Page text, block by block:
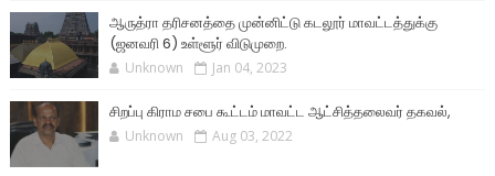
ஆருத்ரா தரிசனத்தை முன்னிட்டு கடலூர் மாவட்டத்துக்கு
(ஜனவரி 6) உள்ளூர் விடுமுறை.
Unknown Jan 04, 2023
சிறப்பு கிராம சபை கூட்டம் மாவட்ட ஆட்சித்தலைவர் தகவல்,
Unknown Aug 03, 2022